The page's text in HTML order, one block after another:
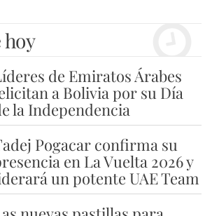
hoy
de Emiratos Árabes
a Bolivia por su Día
la Independencia
Pogacar confirma su
en La Vuelta 2026 y
un potente UAE Team